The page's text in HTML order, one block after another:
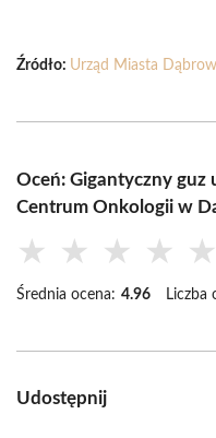
Źródło: Urząd Miasta
Oceń: Gigantyczny guz
Centrum Onkologii w
★ ★ ★ ★ ★
Średnia ocena: 4.96 Liczba
Udostępnij